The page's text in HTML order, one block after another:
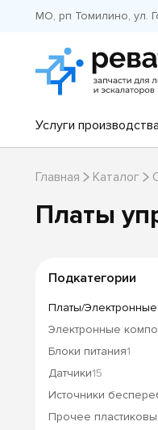
МО, рп Томилино, ул.
Услуги производства
Главная Каталог
Платы
Подкатегории
Платы/
Электронные
Блоки питания1
Датчики15
Источники
Прочее